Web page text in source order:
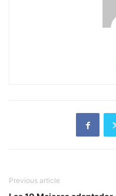
Previous article